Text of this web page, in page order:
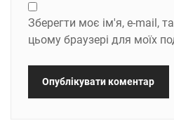
Зберегти моє ім'я, e-mail,
цьому браузері для моїх